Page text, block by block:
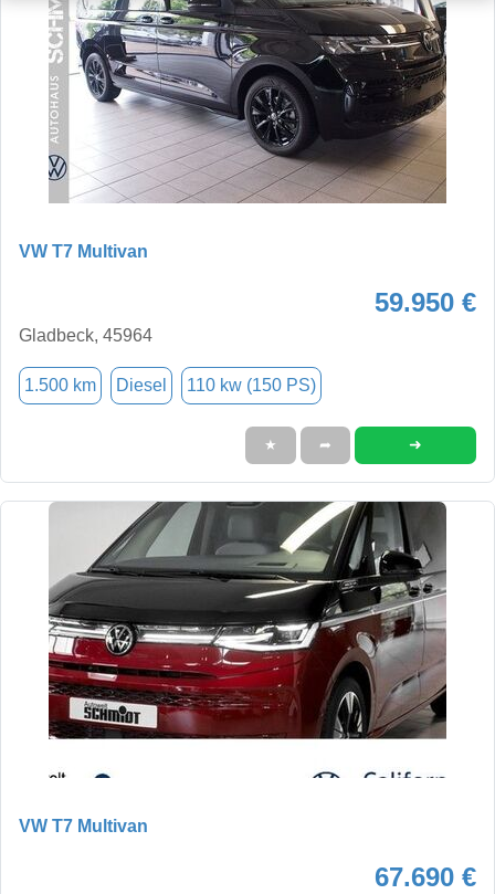
VW T7 Multivan
59.950 €
Gladbeck, 45964
1.500 km Diesel 110 kw (150 PS)
★ ➦ ➜
VW T7 Multivan
67.690 €